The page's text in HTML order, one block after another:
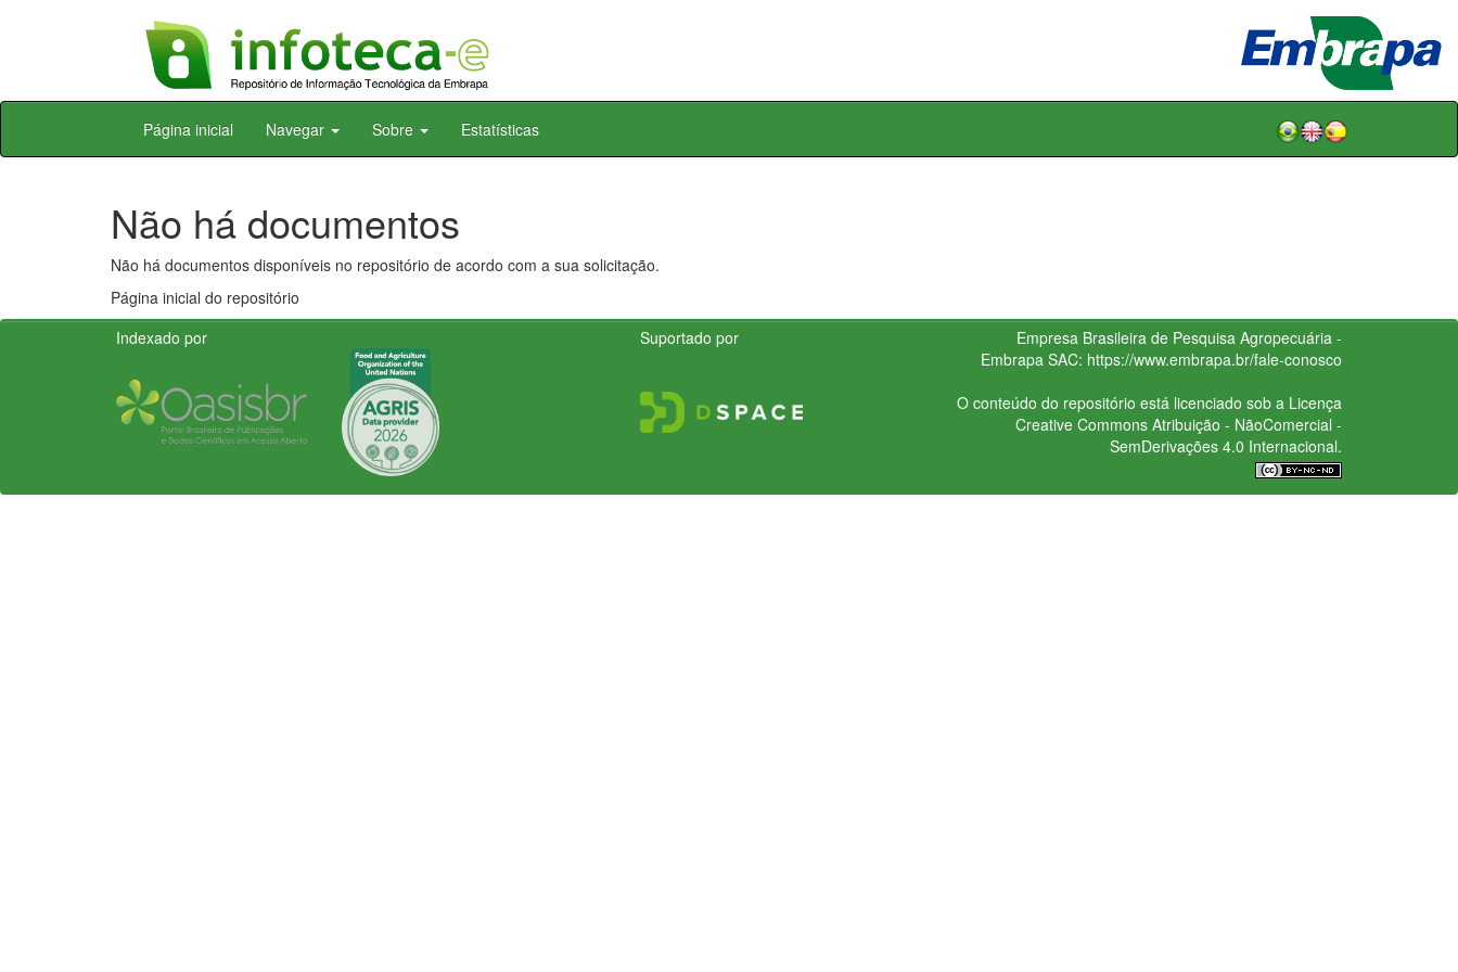
Skip
Página inicial Navegar Sobre Estatísticas
Não há documentos
Não há documentos disponíveis no repositório de acordo com a sua solicitação.
Página inicial do repositório
Indexado por
Suportado por
Empresa Brasileira de Pesquisa Agropecuária -
Embrapa SAC: https://www.embrapa.br/fale-conosco
O conteúdo do repositório está licenciado sob a Licença
Creative CommonsAtribuição - NãoComercial -
SemDerivações 4.0 Internacional.